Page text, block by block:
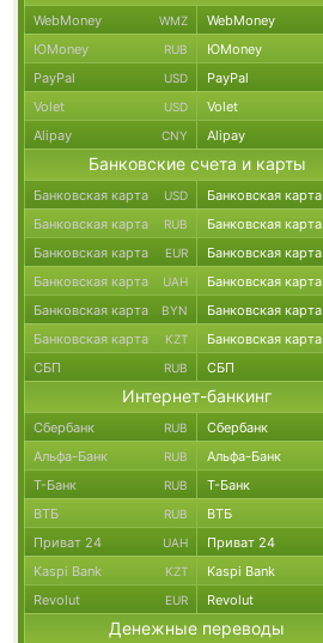
WebMoney WMZ WebMoney
ЮMoney RUB ЮMoney
PayPal USD PayPal
Volet USD Volet
Alipay CNY Alipay
Банковские счета и карты
Банковская карта USD Банковская карта
Банковская карта RUB Банковская карта
Банковская карта EUR Банковская карта
Банковская карта UAH Банковская карта
Банковская карта BYN Банковская карта
Банковская карта KZT Банковская карта
СБП RUB СБП
Интернет-банкинг
Сбербанк RUB Сбербанк
Альфа-Банк RUB Альфа-Банк
Т-Банк RUB Т-Банк
ВТБ RUB ВТБ
Приват 24 UAH Приват 24
Kaspi Bank KZT Kaspi Bank
Revolut EUR Revolut
Денежные переводы